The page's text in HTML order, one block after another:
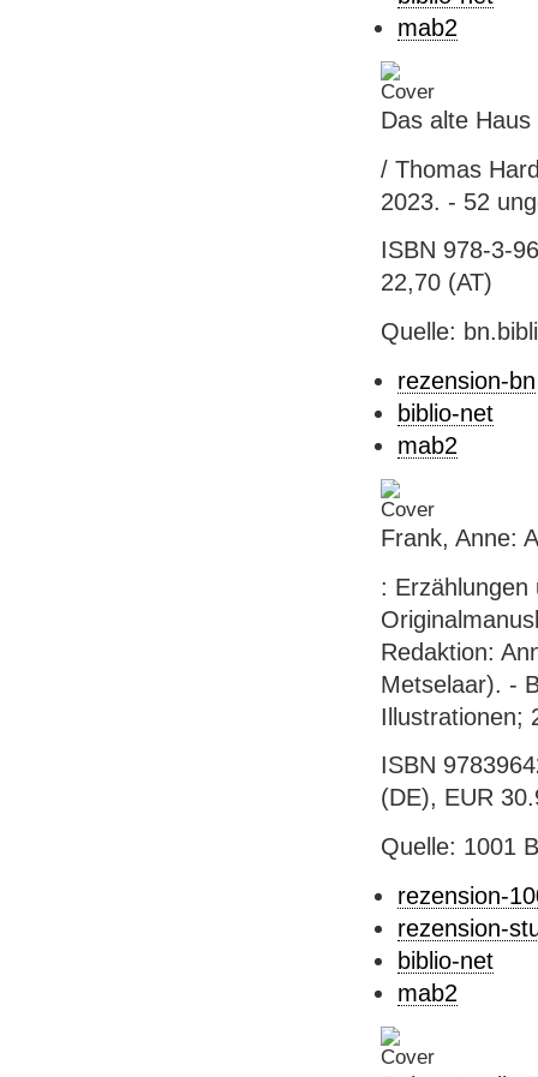
mab2
Das alte
/ Thomas
2023. - 52
ISBN 978-3-
22,70 (AT)
Quelle:
rezension-bn
biblio-net
mab2
Frank, Anne:
: Erzählungen
Redaktion:
Metselaar). -
Illustrationen;
ISBN
(DE), EUR
Quelle: 1001
rezension-
rezension-
biblio-net
mab2